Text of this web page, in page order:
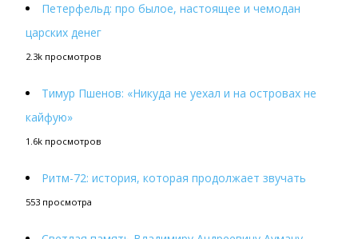
Петерфельд: про былое, настоящее и чемодан
царских денег
2.3k просмотров
Тимур Пшенов: «Никуда не уехал и на островах не
кайфую»
1.6k просмотров
Ритм-72: история, которая продолжает звучать
553 просмотра